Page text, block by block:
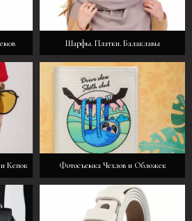
Шарфы. Платки. Балаклавы
Кепок Фотосъемка Чехлов и Обложек